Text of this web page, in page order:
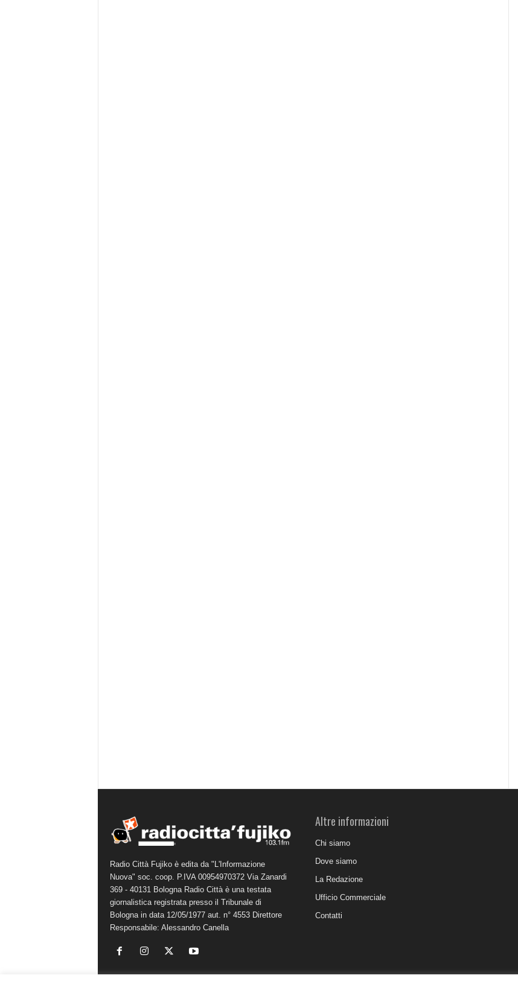
Radio Città Fujiko è edita da "L'Informazione
Nuova" soc. coop. P.IVA 00954970372 Via Zanardi
369 - 40131 Bologna Radio Città è una testata
giornalistica registrata presso il Tribunale di
Bologna in data 12/05/1977 aut. n° 4553 Direttore
Responsabile: Alessandro Canella
Altre informazioni
Chi siamo
Dove siamo
La Redazione
Ufficio Commerciale
Contatti